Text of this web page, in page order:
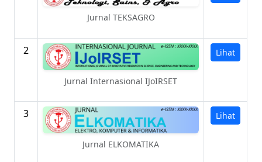
Jurnal TEKSAGRO
2
Jurnal Internasional IJoIRSET
Lihat
3
Jurnal ELKOMATIKA
Lihat